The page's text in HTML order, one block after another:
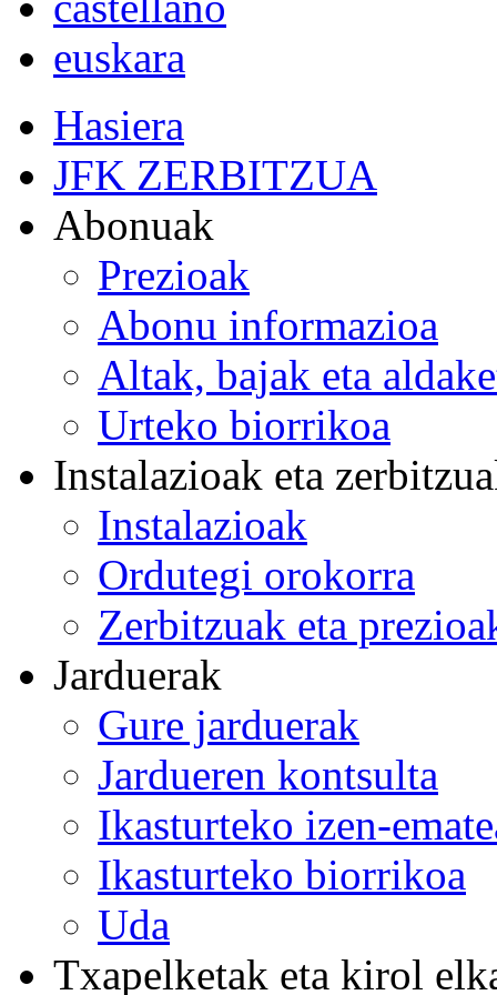
euskara
Hasiera
JFK ZERBITZUA
Abonuak
Prezioak
Abonu informazioa
Altak, bajak eta
Urteko biorrikoa
Instalazioak eta
Instalazioak
Ordutegi orokorra
Zerbitzuak eta
Jarduerak
Gure jarduerak
Jardueren kontsulta
Ikasturteko izen-
Ikasturteko biorrikoa
Uda
Txapelketak eta kirol